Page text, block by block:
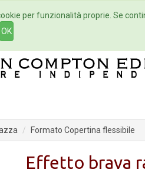
Autori Eventi
Formato Copertina flessibile
Effetto brava
per funzionalità proprie. Se
OK